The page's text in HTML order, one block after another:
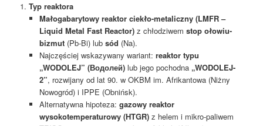
1.Typ reaktora
Małogabarytowy reaktor ciekło-metaliczny (LMFR –
Liquid Metal Fast Reactor)z chłodziwem stop ołowiu-
bizmut(Pb-Bi) lub sód (Na).
Najczęściej wskazywany wariant: reaktor typu
„WODOLEJ” (Водолей)lub jego pochodna „WODOLEJ-
2”, rozwijany od lat 90. w OKBM im. Afrikantowa (Niżny
Nowogród) i IPPE (Obnińsk).
Alternatywna hipoteza: gazowy reaktor
wysokotemperaturowy (HTGR)z helem i mikro-paliwem